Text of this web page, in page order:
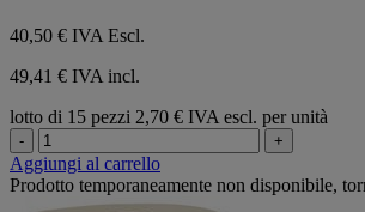
40,50 € IVA Escl.
49,41 € IVA incl.
lotto di 15 pezzi 2,70 € IVA escl. per unità
- +
Aggiungi al carrello
Prodotto temporaneamente non disponibile,